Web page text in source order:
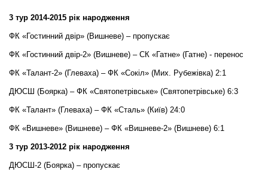
3 тур 2014-2015 рік народження
ФК «Гостинний двір» (Вишневе) – пропускає
ФК «Гостинний двір-2» (Вишневе) – СК «Гатне» (Гатне) - перенос
ФК «Талант-2» (Глеваха) – ФК «Сокіл» (Мих. Рубежівка) 2:1
ДЮСШ (Боярка) – ФК «Святопетрівське» (Святопетрівське) 6:3
ФК «Талант» (Глеваха) – ФК «Сталь» (Київ) 24:0
ФК «Вишневе» (Вишневе) – ФК «Вишневе-2» (Вишневе) 6:1
3 тур 2013-2012 рік народження
ДЮСШ-2 (Боярка) – пропускає